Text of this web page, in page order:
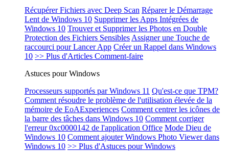
Récupérer Fichiers avec Deep Scan Réparer le Démarrage
Lent de Windows 10 Supprimer les Apps Intégrées de
Windows 10 Trouver et Supprimer les Photos en Double
Protection des Fichiers Sensibles Assigner une Touche de
raccourci pour Lancer App Créer un Rappel dans Windows
10 >> Plus d'Articles Comment-faire
Astuces pour Windows
Processeurs supportés par Windows 11 Qu'est-ce que TPM?
Comment résoudre le problème de l'utilisation élevée de la
mémoire de EoAExperiences Comment centrer les icônes de
la barre des tâches dans Windows 10 Comment corriger
l'erreur 0xc0000142 de l'application Office Mode Dieu de
Windows 10 Comment ajouter Windows Photo Viewer dans
Windows 10 >> Plus d'Astuces pour Windows